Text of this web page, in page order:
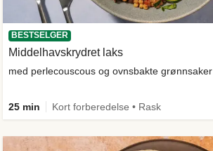
BESTSELGER
Middelhavskrydret laks
med perlecouscous og ovnsbakte grønnsaker
25 min Kort forberedelse • Rask